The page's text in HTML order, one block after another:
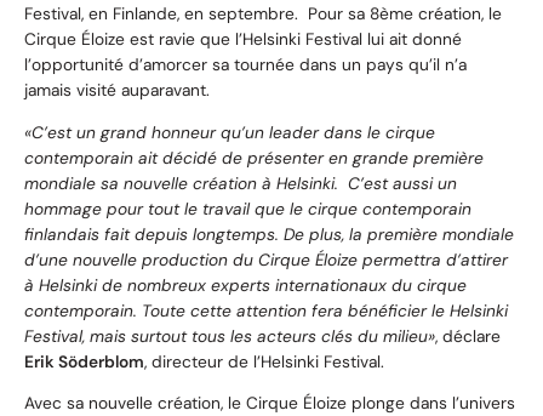
Festival, en Finlande, en septembre. Pour sa 8ème création, le
Cirque Éloize est ravie que l’Helsinki Festival lui ait donné
l’opportunité d’amorcer sa tournée dans un pays qu’il n’a
jamais visité auparavant.
«C’est un grand honneur qu’un leader dans le cirque
contemporain ait décidé de présenter en grande première
mondiale sa nouvelle création à Helsinki. C’est aussi un
hommage pour tout le travail que le cirque contemporain
finlandais fait depuis longtemps. De plus, la première mondiale
d’une nouvelle production du Cirque Éloize permettra d’attirer
à Helsinki de nombreux experts internationaux du cirque
contemporain. Toute cette attention fera bénéficier le Helsinki
Festival, mais surtout tous les acteurs clés du milieu», déclare
Erik Söderblom, directeur de l’Helsinki Festival.
Avec sa nouvelle création, le Cirque Éloize plonge dans l’univers